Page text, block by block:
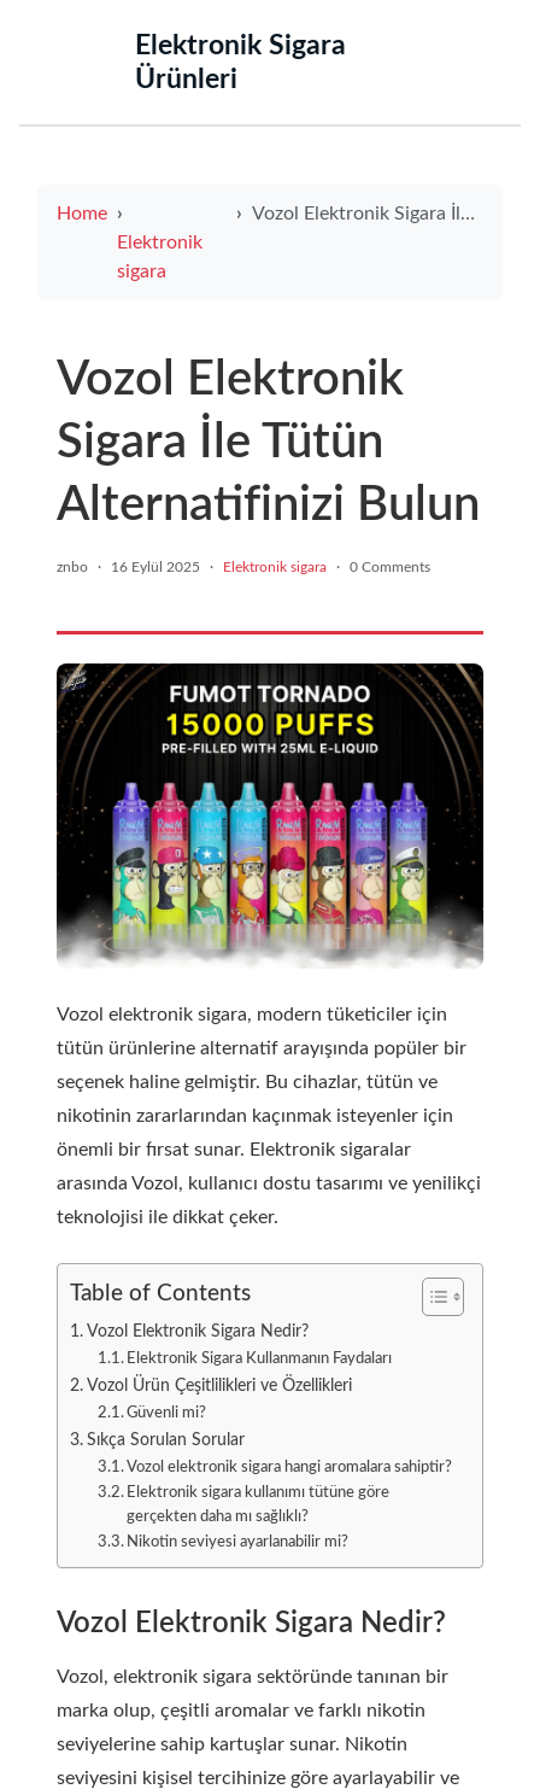
‌Elektronik Sigara
Ürünleri‌
Home
Elektronik
sigara
Vozol Elektronik Sigara İle Tütün Alternatifinizi Bulun
Vozol Elektronik
Sigara İle Tütün
Alternatifinizi Bulun
znbo · 16 Eylül 2025 · Elektronik sigara · 0 Comments
Vozol elektronik sigara, modern tüketiciler için
tütün ürünlerine alternatif arayışında popüler bir
seçenek haline gelmiştir. Bu cihazlar, tütün ve
nikotinin zararlarından kaçınmak isteyenler için
önemli bir fırsat sunar. Elektronik sigaralar
arasında Vozol, kullanıcı dostu tasarımı ve yenilikçi
teknolojisi ile dikkat çeker.
Table of Contents
Vozol Elektronik Sigara Nedir?
Elektronik Sigara Kullanmanın Faydaları
Vozol Ürün Çeşitlilikleri ve Özellikleri
Güvenli mi?
Sıkça Sorulan Sorular
Vozol elektronik sigara hangi aromalara sahiptir?
Elektronik sigara kullanımı tütüne göre
gerçekten daha mı sağlıklı?
Nikotin seviyesi ayarlanabilir mi?
Vozol Elektronik Sigara Nedir?
Vozol, elektronik sigara sektöründe tanınan bir
marka olup, çeşitli aromalar ve farklı nikotin
seviyelerine sahip kartuşlar sunar. Nikotin
seviyesini kişisel tercihinize göre ayarlayabilir ve